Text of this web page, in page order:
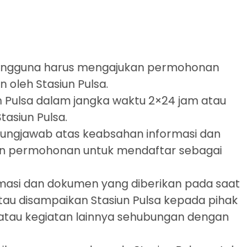
harus mengajukan permohonan
Stasiun Pulsa.
dalam jangka waktu 2×24 jam atau
Pulsa.
atas keabsahan informasi dan
permohonan untuk mendaftar sebagai
dan dokumen yang diberikan pada saat
disampaikan Stasiun Pulsa kepada pihak
kegiatan lainnya sehubungan dengan